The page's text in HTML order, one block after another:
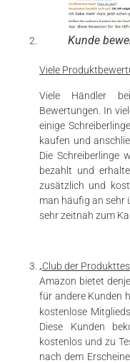
Kunde
Viele
Viele Händler
Bewertungen. In
einige
kaufen und
Die Schreiberlinge
bezahlt und
zusätzlich und
man häufig an sehr
sehr zeitnah zum
„Club der
Amazon bietet
für andere Kunden
kostenlose
Diese Kunden
kostenlos und zu
nach dem